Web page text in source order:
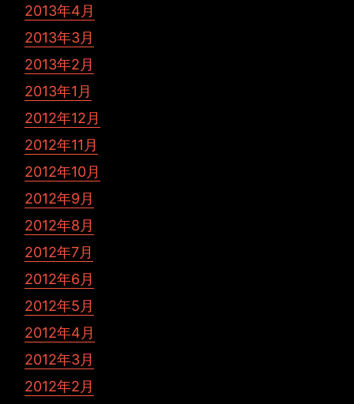
2013年4月
2013年3月
2013年2月
2013年1月
2012年12月
2012年11月
2012年10月
2012年9月
2012年8月
2012年7月
2012年6月
2012年5月
2012年4月
2012年3月
2012年2月